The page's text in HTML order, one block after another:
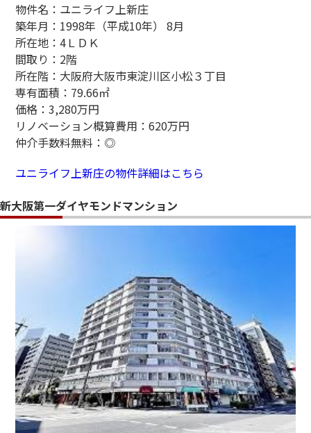
物件名：ユニライフ上新庄
築年月：1998年（平成10年） 8月
所在地：4ＬＤＫ
間取り：2階
所在階：大阪府大阪市東淀川区小松３丁目
専有面積：79.66㎡
価格：3,280万円
リノベーション概算費用：620万円
仲介手数料無料：◎
ユニライフ上新庄の物件詳細はこちら
新大阪第一ダイヤモンドマンション